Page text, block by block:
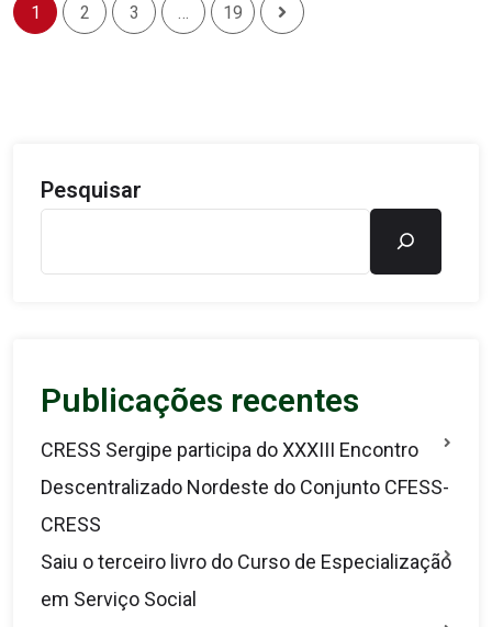
1 2 3 … 19
Pesquisar
Publicações recentes
CRESS Sergipe participa do XXXIII Encontro
Descentralizado Nordeste do Conjunto CFESS-
CRESS
Saiu o terceiro livro do Curso de Especialização
em Serviço Social